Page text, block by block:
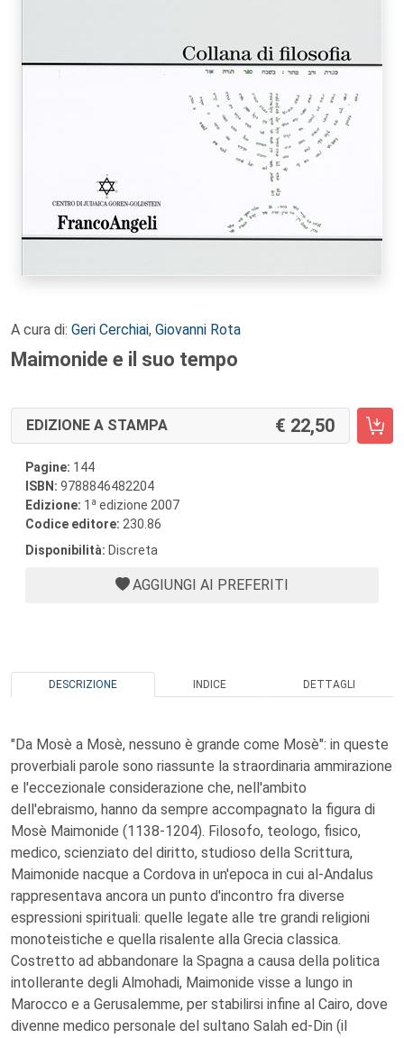
A cura di: Geri Cerchiai, Giovanni Rota
Maimonide e il suo tempo
EDIZIONE A STAMPA 22,50
Pagine: 144
ISBN: 9788846482204
Edizione: 1 a edizione 2007
Codice editore: 230.86
Disponibilità: Discreta
AGGIUNGI AI PREFERITI
DESCRIZIONE INDICE DETTAGLI
"Da Mosè a Mosè, nessuno è grande come Mosè": in queste
proverbiali parole sono riassunte la straordinaria ammirazione
e l'eccezionale considerazione che, nell'ambito
dell'ebraismo, hanno da sempre accompagnato la figura di
Mosè Maimonide (1138-1204). Filosofo, teologo, fisico,
medico, scienziato del diritto, studioso della Scrittura,
Maimonide nacque a Cordova in un'epoca in cui al-Andalus
rappresentava ancora un punto d'incontro fra diverse
espressioni spirituali: quelle legate alle tre grandi religioni
monoteistiche e quella risalente alla Grecia classica.
Costretto ad abbandonare la Spagna a causa della politica
intollerante degli Almohadi, Maimonide visse a lungo in
Marocco e a Gerusalemme, per stabilirsi infine al Cairo, dove
divenne medico personale del sultano Salah ed-Din (il